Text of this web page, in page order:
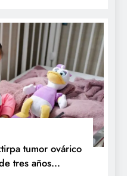
tumor ovárico
tres años